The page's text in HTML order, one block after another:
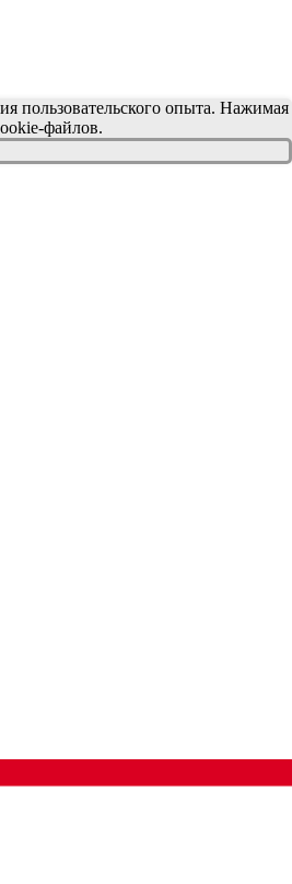
пользовательского опыта. Нажимая
файлов.